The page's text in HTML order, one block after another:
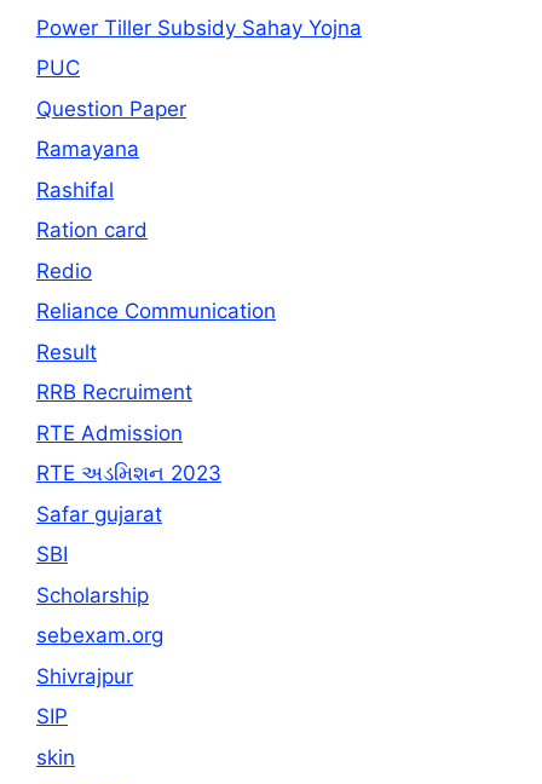
Power Tiller Subsidy Sahay Yojna
PUC
Question Paper
Ramayana
Rashifal
Ration card
Redio
Reliance Communication
Result
RRB Recruiment
RTE Admission
RTE અડમિશન 2023
Safar gujarat
SBI
Scholarship
sebexam.org
Shivrajpur
SIP
skin